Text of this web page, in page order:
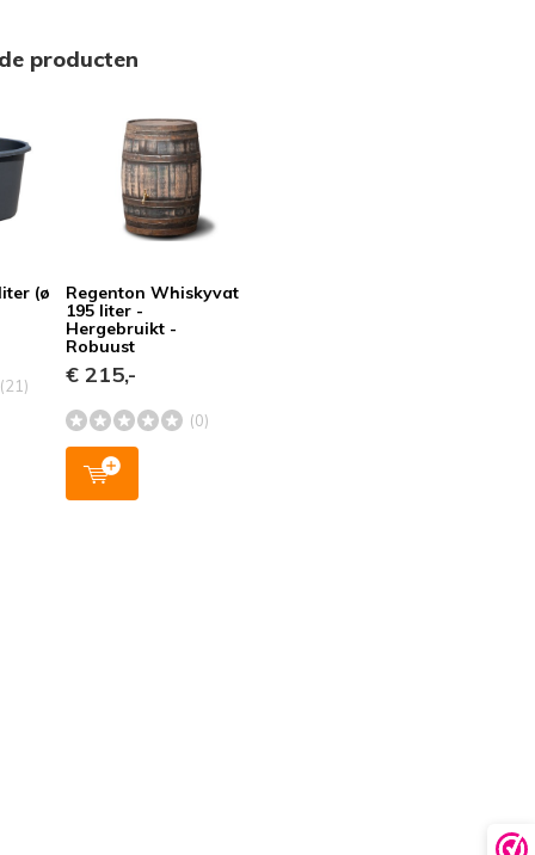
producten
(ø
(21)
Regenton Whiskyvat
195 liter -
Hergebruikt -
Robuust
€ 215,-
(0)